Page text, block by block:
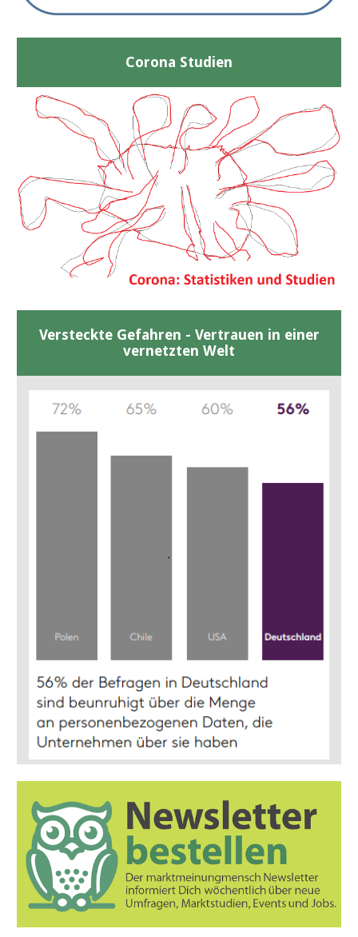
Corona Studien
Versteckte Gefahren - Vertrauen in einer
vernetzten Welt